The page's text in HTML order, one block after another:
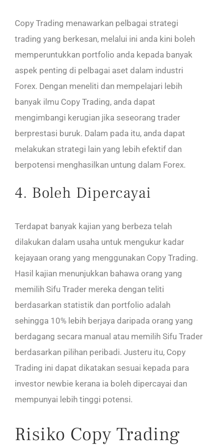
Copy Trading menawarkan pelbagai strategi
trading yang berkesan, melalui ini anda kini boleh
memperuntukkan portfolio anda kepada banyak
aspek penting di pelbagai aset dalam industri
Forex. Dengan meneliti dan mempelajari lebih
banyak ilmu Copy Trading, anda dapat
mengimbangi kerugian jika seseorang trader
berprestasi buruk. Dalam pada itu, anda dapat
melakukan strategi lain yang lebih efektif dan
berpotensi menghasilkan untung dalam Forex.
4. Boleh Dipercayai
Terdapat banyak kajian yang berbeza telah
dilakukan dalam usaha untuk mengukur kadar
kejayaan orang yang menggunakan Copy Trading.
Hasil kajian menunjukkan bahawa orang yang
memilih Sifu Trader mereka dengan teliti
berdasarkan statistik dan portfolio adalah
sehingga 10% lebih berjaya daripada orang yang
berdagang secara manual atau memilih Sifu Trader
berdasarkan pilihan peribadi. Justeru itu, Copy
Trading ini dapat dikatakan sesuai kepada para
investor newbie kerana ia boleh dipercayai dan
mempunyai lebih tinggi potensi.
Risiko Copy Trading